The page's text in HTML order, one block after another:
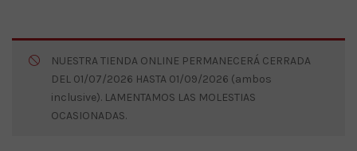
NUESTRA TIENDA ONLINE PERMANECERÁ CERRADA
DEL 01/07/2026 HASTA 01/09/2026 (ambos
inclusive). LAMENTAMOS LAS MOLESTIAS
OCASIONADAS.